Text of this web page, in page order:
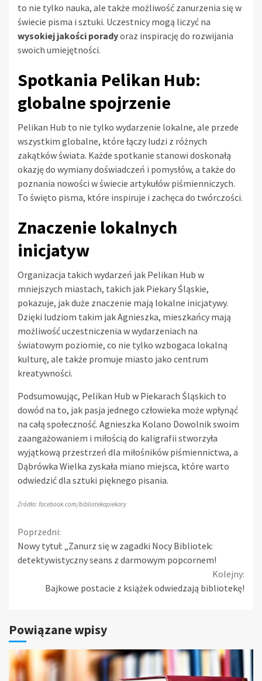
to nie tylko nauka, ale także możliwość zanurzenia się w
świecie pisma i sztuki. Uczestnicy mogą liczyć na
wysokiej jakości poradyoraz inspirację do rozwijania
swoich umiejętności.
Spotkania Pelikan Hub:
globalne spojrzenie
Pelikan Hub to nie tylko wydarzenie lokalne, ale przede
wszystkim globalne, które łączy ludzi z różnych
zakątków świata. Każde spotkanie stanowi doskonałą
okazję do wymiany doświadczeń i pomysłów, a także do
poznania nowości w świecie artykułów piśmienniczych.
To święto pisma, które inspiruje i zachęca do twórczości.
Znaczenie lokalnych
inicjatyw
Organizacja takich wydarzeń jak Pelikan Hub w
mniejszych miastach, takich jak Piekary Śląskie,
pokazuje, jak duże znaczenie mają lokalne inicjatywy.
Dzięki ludziom takim jak Agnieszka, mieszkańcy mają
możliwość uczestniczenia w wydarzeniach na
światowym poziomie, co nie tylko wzbogaca lokalną
kulturę, ale także promuje miasto jako centrum
kreatywności.
Podsumowując, Pelikan Hub w Piekarach Śląskich to
dowód na to, jak pasja jednego człowieka może wpłynąć
na całą społeczność. Agnieszka Kolano Dowolnik swoim
zaangażowaniem i miłością do kaligrafii stworzyła
wyjątkową przestrzeń dla miłośników piśmiennictwa, a
Dąbrówka Wielka zyskała miano miejsca, które warto
odwiedzić dla sztuki pięknego pisania.
Źródło: facebook.com/bibliotekapiekary
Continue
Reading
Poprzedni:
Nowy tytuł: „Zanurz się w zagadki Nocy Bibliotek:
detektywistyczny seans z darmowym popcornem!
Kolejny:
Bajkowe postacie z książek odwiedzają bibliotekę!
Powiązane wpisy